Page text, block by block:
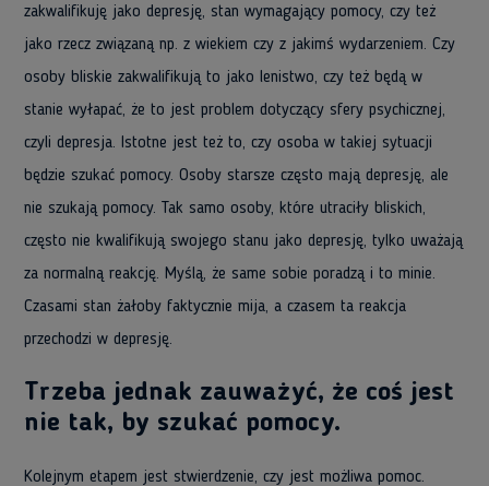
zakwalifikuję jako depresję, stan wymagający pomocy, czy też
jako rzecz związaną np. z wiekiem czy z jakimś wydarzeniem. Czy
osoby bliskie zakwalifikują to jako lenistwo, czy też będą w
stanie wyłapać, że to jest problem dotyczący sfery psychicznej,
czyli depresja. Istotne jest też to, czy osoba w takiej sytuacji
będzie szukać pomocy. Osoby starsze często mają depresję, ale
nie szukają pomocy. Tak samo osoby, które utraciły bliskich,
często nie kwalifikują swojego stanu jako depresję, tylko uważają
za normalną reakcję. Myślą, że same sobie poradzą i to minie.
Czasami stan żałoby faktycznie mija, a czasem ta reakcja
przechodzi w depresję.
Trzeba jednak zauważyć, że coś jest
nie tak, by szukać pomocy.
Kolejnym etapem jest stwierdzenie, czy jest możliwa pomoc.